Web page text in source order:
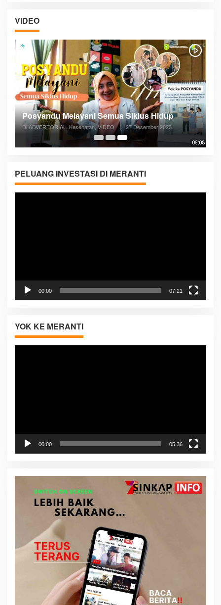
VIDEO
05:08
Posyandu Melayani Semua Siklus Hidup
Di ADVERTORIAL, Kesehatan, VIDEO | 27 Desember 2023
PELUANG INVESTASI DI MERANTI
00:00 07:21
YOK KE MERANTI
00:00 05:36